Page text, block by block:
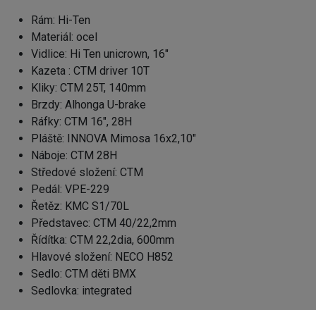
Rám: Hi-Ten
Materiál: ocel
Vidlice: Hi Ten unicrown, 16"
Kazeta : CTM driver 10T
Kliky: CTM 25T, 140mm
Brzdy: Alhonga U-brake
Ráfky: CTM 16", 28H
Pláště: INNOVA Mimosa 16x2,10"
Náboje: CTM 28H
Středové složení: CTM
Pedál: VPE-229
Řetěz: KMC S1/70L
Představec: CTM 40/22,2mm
Řídítka: CTM 22,2dia, 600mm
Hlavové složení: NECO H852
Sedlo: CTM děti BMX
Sedlovka: integrated